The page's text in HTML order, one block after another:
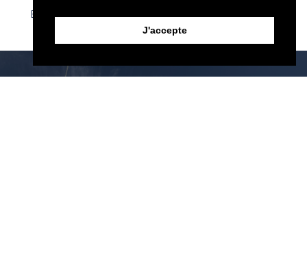
En savoir plus
J'accepte